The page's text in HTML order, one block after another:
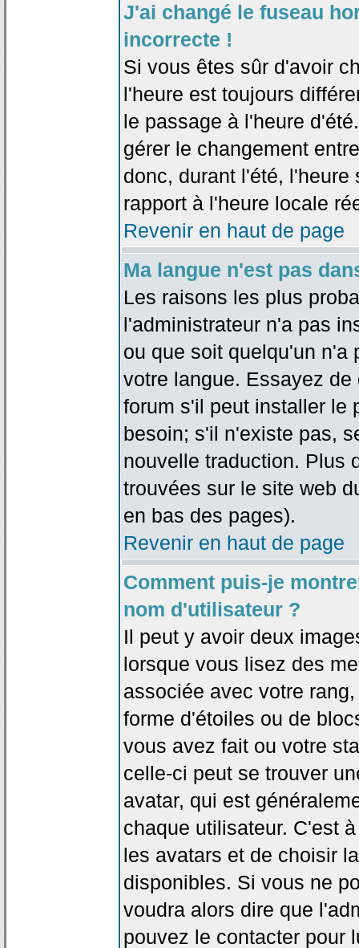
J'ai changé le fuseau
incorrecte !
Si vous êtes sûr d'avoir
l'heure est toujours
le passage à l'heure
gérer le changement
donc, durant l'été, l'heure
rapport à l'heure locale
Revenir en haut de page
Ma langue n'est pas
Les raisons les plus
l'administrateur n'a pas
ou que soit quelqu'un n'a
votre langue. Essayez
forum s'il peut installer le
besoin; s'il n'existe pas,
nouvelle traduction. Plus
trouvées sur le site web
en bas des pages).
Revenir en haut de page
Comment puis-je
nom d'utilisateur ?
Il peut y avoir deux
lorsque vous lisez des
associée avec votre
forme d'étoiles ou de
vous avez fait ou votre
celle-ci peut se trouver
avatar, qui est
chaque utilisateur. C'est
les avatars et de choisir
disponibles. Si vous ne
voudra alors dire que
pouvez le contacter pour